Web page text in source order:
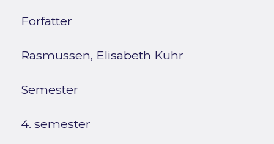
Forfatter
Rasmussen, Elisabeth Kuhr
Semester
4. semester